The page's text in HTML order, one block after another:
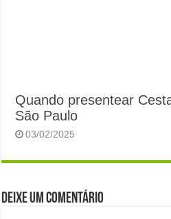
Quando presentear
São Paulo
03/02/2025
Deixe um comentário